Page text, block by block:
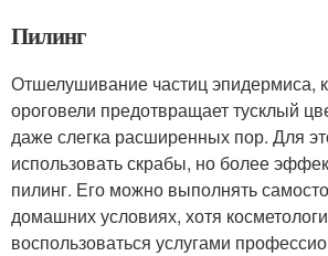
Пилинг
Отшелушивание частиц эпидермиса,
ороговели предотвращает тусклый
даже слегка расширенных пор. Для
использовать скрабы, но более
пилинг. Его можно выполнять
домашних условиях, хотя
воспользоваться услугами